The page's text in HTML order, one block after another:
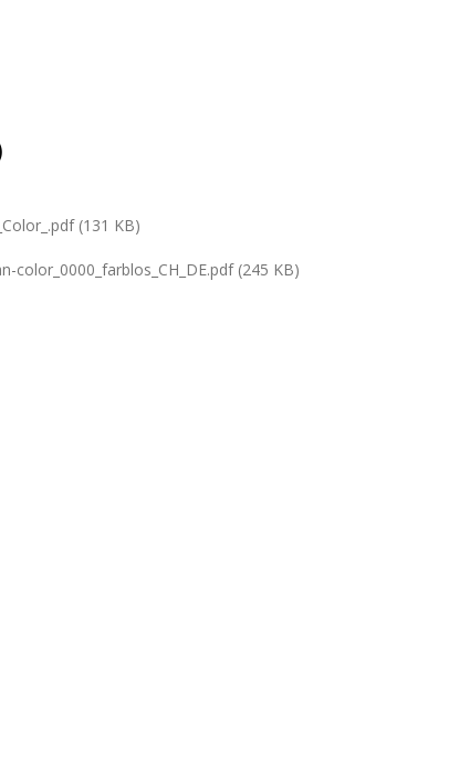
(131 KB)
color_0000_farblos_CH_DE.pdf (245 KB)